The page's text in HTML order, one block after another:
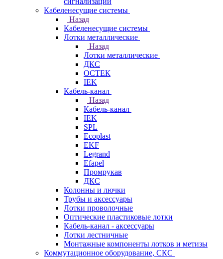
Кабеленесущие системы
Назад
Кабеленесущие системы
Лотки металлические
Назад
Лотки металлические
ДКС
ОСТЕК
IEK
Кабель-канал
Назад
Кабель-канал
IEK
SPL
Ecoplast
EKF
Legrand
Efapel
Промрукав
ДКС
Колонны и лючки
Трубы и аксессуары
Лотки проволочные
Оптические пластиковые лотки
Кабель-канал - аксессуары
Лотки лестничные
Монтажные компоненты лотков и метизы
Коммутационное оборудование, СКС